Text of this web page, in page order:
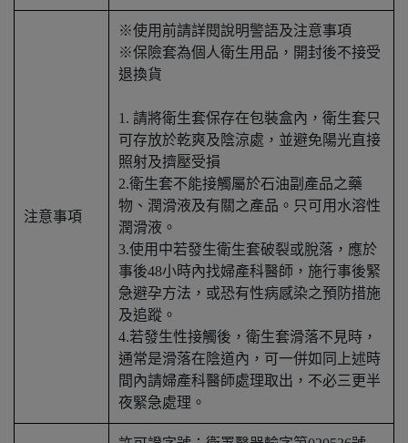
注意事項
※使用前請詳閱說明警語及注意事項
※保險套為個人衛生用品，開封後不接受
退換貨
1. 請將衛生套保存在包裝盒內，衛生套只
可存放於乾爽及陰涼處，並避免陽光直接
照射及擠壓受損
2.衛生套不能接觸屬於石油副產品之藥
物、潤滑液及有關之產品。只可用水溶性
潤滑液。
3.使用中若發生衛生套破裂或脫落，應於
事後48小時內找婦產科醫師，施行事後緊
急避孕方法，或恐有性病感染之預防措施
及追蹤。
4.若發生性接觸後，衛生套滑落不見時，
通常是滑落在陰道內，可一併如同上述時
間內請婦產科醫師處理取出，不必三更半
夜緊急處理。